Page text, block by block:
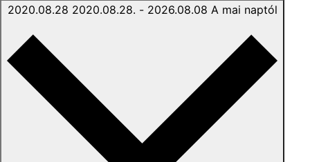
2020.08.28 2020.08.28. - 2026.08.08 A mai naptól